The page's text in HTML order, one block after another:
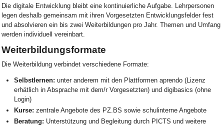
Die digitale Entwicklung bleibt eine kontinuierliche Aufgabe. Lehrpersonen
legen deshalb gemeinsam mit ihren Vorgesetzten Entwicklungsfelder fest
und absolvieren ein bis zwei Weiterbildungen pro Jahr. Themen und Umfang
werden individuell vereinbart.
Weiterbildungsformate
Die Weiterbildung verbindet verschiedene Formate:
Selbstlernen: unter anderem mit den Plattformen aprendo (Lizenz
erhätlich in Absprache mit dem/r Vorgesetzten) und digibasics (ohne
Login)
Kurse: zentrale Angebote des PZ.BS sowie schulinterne Angebote
Beratung: Unterstützung und Begleitung durch PICTS und weitere